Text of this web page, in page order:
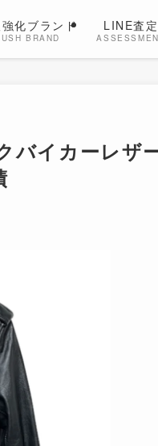
化ブランド
BRAND
LINE査定
イカーレザ